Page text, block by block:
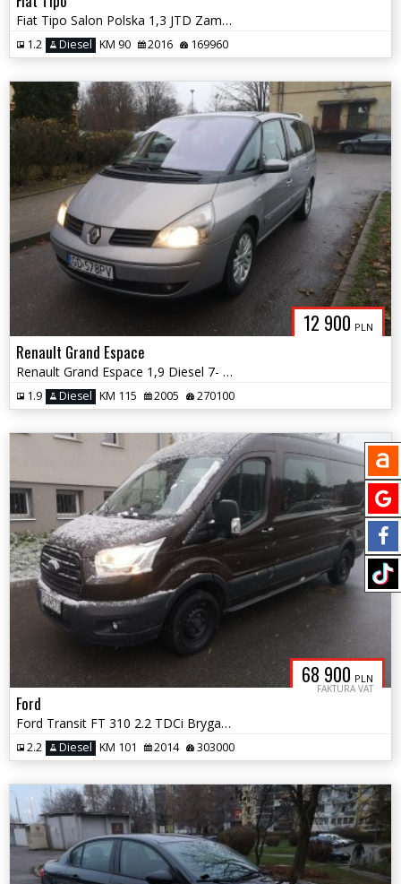
Fiat Tipo Salon Polska 1,3 JTD Zamiana
1.2 Diesel KM 90 2016 169960
12 900 PLN
Renault Grand Espace
Renault Grand Espace 1,9 Diesel 7- Osobowy Zamiana
1.9 Diesel KM 115 2005 270100
68 900 PLN
FAKTURA VAT
Ford
Ford Transit FT 310 2.2 TDCi Brygadówka 6 Osób Zamiana 23%
2.2 Diesel KM 101 2014 303000